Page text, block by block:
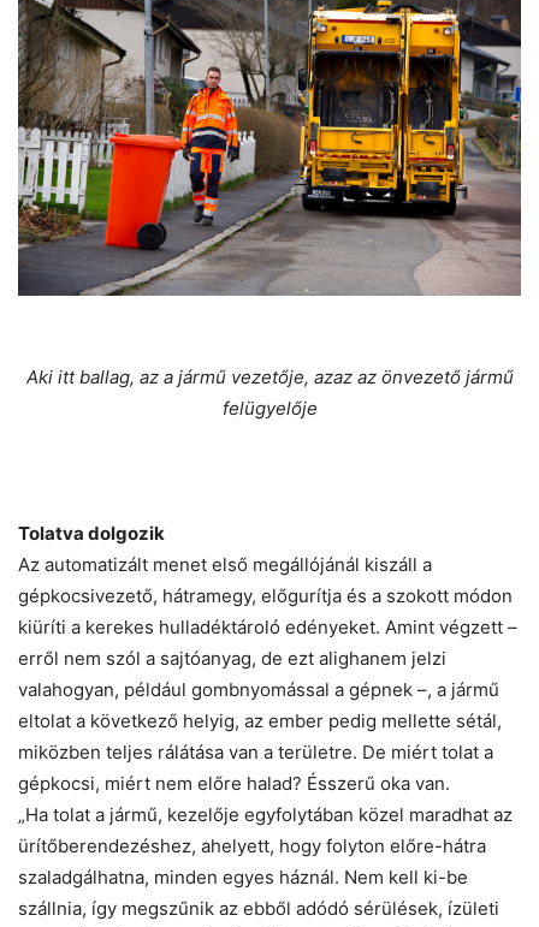
Aki itt ballag, az a jármű vezetője, azaz az önvezető jármű
felügyelője
Tolatva dolgozik
Az automatizált menet első megállójánál kiszáll a
gépkocsivezető, hátramegy, előgurítja és a szokott módon
kiüríti a kerekes hulladéktároló edényeket. Amint végzett –
erről nem szól a sajtóanyag, de ezt alighanem jelzi
valahogyan, például gombnyomással a gépnek –, a jármű
eltolat a következő helyig, az ember pedig mellette sétál,
miközben teljes rálátása van a területre. De miért tolat a
gépkocsi, miért nem előre halad? Ésszerű oka van.
„Ha tolat a jármű, kezelője egyfolytában közel maradhat az
ürítőberendezéshez, ahelyett, hogy folyton előre-hátra
szaladgálhatna, minden egyes háznál. Nem kell ki-be
szállnia, így megszűnik az ebből adódó sérülések, ízületi